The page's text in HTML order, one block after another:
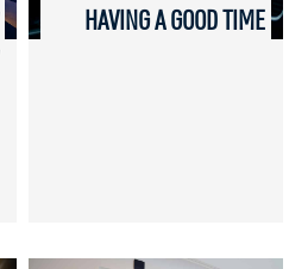
HAVING A GOOD TIME